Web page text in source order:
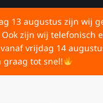
13 augustus zijn wij
zijn wij telefonisch
vrijdag 14
graag tot snel!